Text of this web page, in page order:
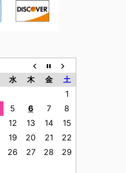
水 木 金 土
1
5 6 7
8
12 13 14
15
19 20 21
22
26 27 28
29